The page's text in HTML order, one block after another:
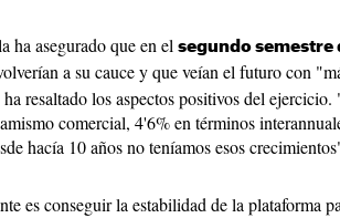
ha asegurado que en el segundo semestre
a su cauce y que veían el futuro con
resaltado los aspectos positivos del ejercicio.
comercial, 4'6% en términos
hacía 10 años no teníamos esos
es conseguir la estabilidad de la plataforma